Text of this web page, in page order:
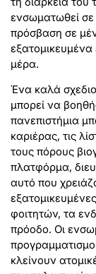
ενσωματωθεί σε
πρόσβαση σε
μέρα.
Ένα καλά
μπορεί να
πανεπιστήμια
καριέρας, τις
τους πόρους
πλατφόρμα,
αυτό που
φοιτητών, τα
πρόοδο. Οι
κλείνουν